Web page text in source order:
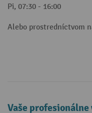
Pi, 07:30 - 16:00
Alebo prostredníctvom
Vaše profesionálne